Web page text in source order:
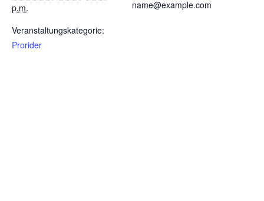
p.m.
Veranstaltungskategorie:
Prorider
name@example.com